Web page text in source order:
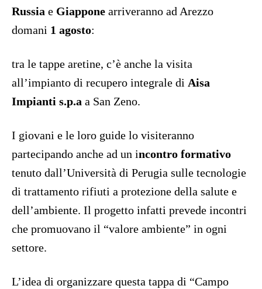
Russia e Giappone arriveranno ad Arezzo
domani 1 agosto:
tra le tappe aretine, c’è anche la visita
all’impianto di recupero integrale di Aisa
Impianti s.p.a a San Zeno.
I giovani e le loro guide lo visiteranno
partecipando anche ad un incontro formativo
tenuto dall’Università di Perugia sulle tecnologie
di trattamento rifiuti a protezione della salute e
dell’ambiente. Il progetto infatti prevede incontri
che promuovano il “valore ambiente” in ogni
settore.
L’idea di organizzare questa tappa di “Campo